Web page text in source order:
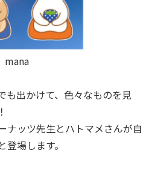
mana
も出かけて、色々なものを見
ナッツ先生とハトマメさんが自
場します。